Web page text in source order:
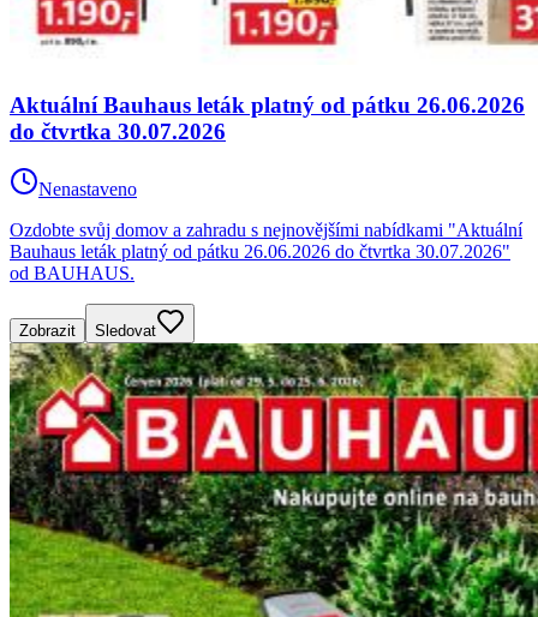
Aktuální Bauhaus leták platný od pátku 26.06.2026
do čtvrtka 30.07.2026
Nenastaveno
Ozdobte svůj domov a zahradu s nejnovějšími nabídkami "Aktuální
Bauhaus leták platný od pátku 26.06.2026 do čtvrtka 30.07.2026"
od BAUHAUS.
Zobrazit Sledovat